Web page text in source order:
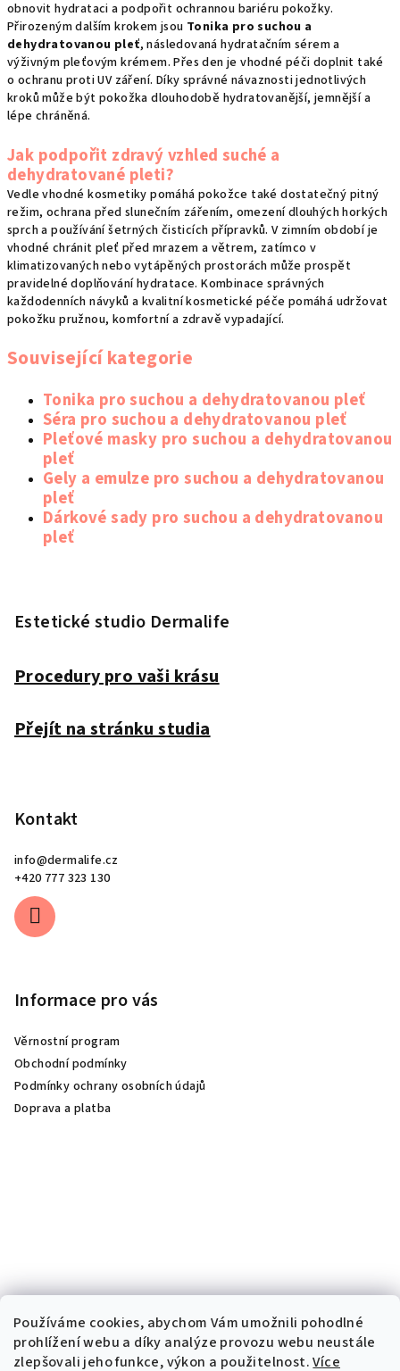
Používáme cookies, abychom Vám umožnili pohodlné
prohlížení webu a díky analýze provozu webu neustále
zlepšovali jeho funkce, výkon a použitelnost.Více
obnovit hydrataci a podpořit ochrannou bariéru pokožky.
Přirozeným dalším krokem jsou Tonika pro suchou a
dehydratovanou pleť, následovaná hydratačním sérem a
výživným pleťovým krémem. Přes den je vhodné péči doplnit také
o ochranu proti UV záření. Díky správné návaznosti jednotlivých
kroků může být pokožka dlouhodobě hydratovanější, jemnější a
lépe chráněná.
Jak podpořit zdravý vzhled suché a
dehydratované pleti?
Vedle vhodné kosmetiky pomáhá pokožce také dostatečný pitný
režim, ochrana před slunečním zářením, omezení dlouhých horkých
sprch a používání šetrných čisticích přípravků. V zimním období je
vhodné chránit pleť před mrazem a větrem, zatímco v
klimatizovaných nebo vytápěných prostorách může prospět
pravidelné doplňování hydratace. Kombinace správných
každodenních návyků a kvalitní kosmetické péče pomáhá udržovat
pokožku pružnou, komfortní a zdravě vypadající.
Související kategorie
Tonika pro suchou a dehydratovanou pleť
Séra pro suchou a dehydratovanou pleť
Pleťové masky pro suchou a dehydratovanou
pleť
Gely a emulze pro suchou a dehydratovanou
pleť
Dárkové sady pro suchou a dehydratovanou
pleť
Estetické studio Dermalife
Procedury pro vaši krásu
Přejít na stránku studia
Kontakt
info@dermalife.cz
+420 777 323 130
Informace pro vás
Věrnostní program
Obchodní podmínky
Podmínky ochrany osobních údajů
Doprava a platba